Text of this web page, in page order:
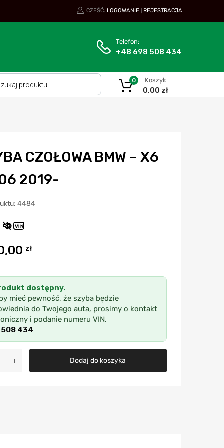
CZEŚĆ. LOGOWANIE REJESTRACJA
Telefon:
+48 698 508 434
Koszyk
0,00 zł
0
CZOŁOWA BMW – X6
2019-
4484
VIN
zł
dostępny.
mieć pewność, że szyba będzie
do Twojego auta, prosimy o kontakt
i podanie numeru VIN.
508 434
Dodaj do koszyka